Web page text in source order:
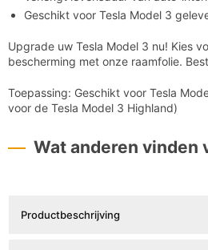
Geschikt voor Tesla Model 3
Upgrade uw Tesla Model 3 nu! Kies
bescherming met onze raamfolie.
Toepassing: Geschikt voor Tesla
voor de Tesla Model 3 Highland)
Wat anderen vinden
Productbeschrijving